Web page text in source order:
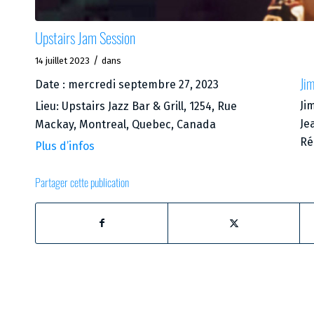
Upstairs Jam Session
14 juillet 2023 / dans
Date : mercredi septembre 27, 2023
Lieu: Upstairs Jazz Bar & Grill, 1254, Rue
Mackay, Montreal, Quebec, Canada
Plus d’infos
Partager cette publication